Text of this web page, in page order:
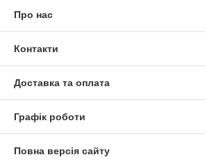
Про нас
Контакти
Доставка та оплата
Графік роботи
Повна версія сайту